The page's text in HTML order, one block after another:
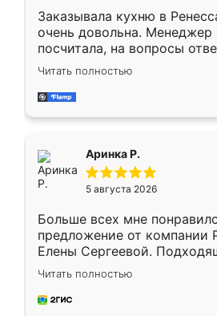
Заказывала кухню в
очень довольна. Менеджер
посчитала, на вопросы
Замерщик приехал в
делу со всей
за день, ребята работали
Читать полностью
Аринка Р.
5 августа 2026
Больше всех мне
предложение от компании
Елены Сергеевой.
короткие сроки
для замера сотрудник
предложил по моему
Читать полностью